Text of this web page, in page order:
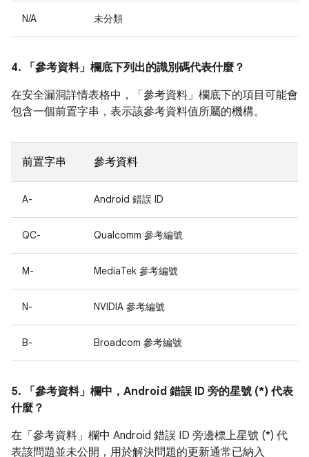
N/A 未分類
4. 「參考資料」 欄底下列出的識別碼代表什麼？
在安全漏洞詳情表格中，「參考資料」 欄底下的項目可能會
包含一個前置字串，表示該參考資料值所屬的機構。
前置字串 參考資料
A- Android 錯誤 ID
QC- Qualcomm 參考編號
M- MediaTek 參考編號
N- NVIDIA 參考編號
B- Broadcom 參考編號
5. 「參考資料」 欄中，Android 錯誤 ID 旁的星號 (*) 代表
什麼？
在「參考資料」 欄中 Android 錯誤 ID 旁邊標上星號 (*) 代
表該問題並未公開，用於解決問題的更新通常已納入